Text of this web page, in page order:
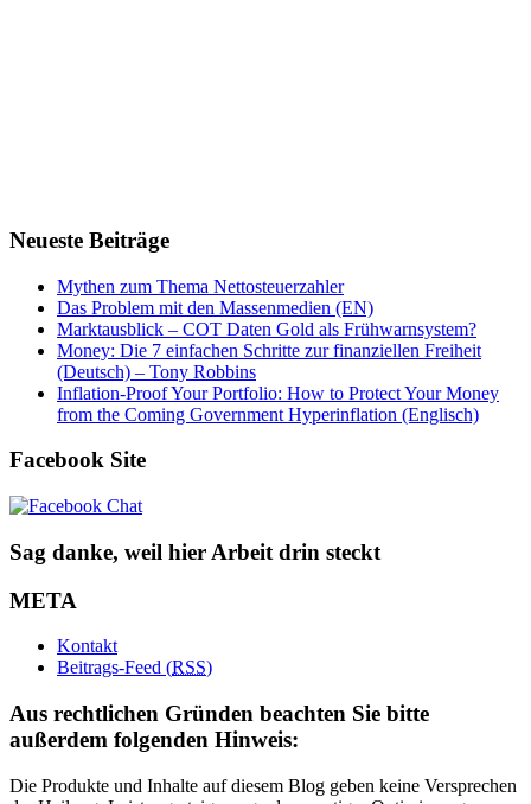
Neueste Beiträge
Mythen zum Thema Nettosteuerzahler
Das Problem mit den Massenmedien (EN)
Marktausblick – COT Daten Gold als Frühwarnsystem?
Money: Die 7 einfachen Schritte zur finanziellen Freiheit
(Deutsch) – Tony Robbins
Inflation-Proof Your Portfolio: How to Protect Your Money
from the Coming Government Hyperinflation (Englisch)
Facebook Site
Sag danke, weil hier Arbeit drin steckt
META
Kontakt
Beitrags-Feed (RSS)
Aus rechtlichen Gründen beachten Sie bitte
außerdem folgenden Hinweis:
Die Produkte und Inhalte auf diesem Blog geben keine Versprechen